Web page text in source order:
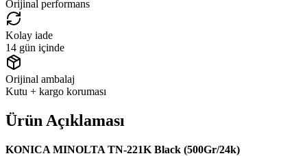
Orijinal performans
Kolay iade
14 gün içinde
Orijinal ambalaj
Kutu + kargo koruması
Ürün Açıklaması
KONICA MINOLTA TN-221K Black (500Gr/24k)